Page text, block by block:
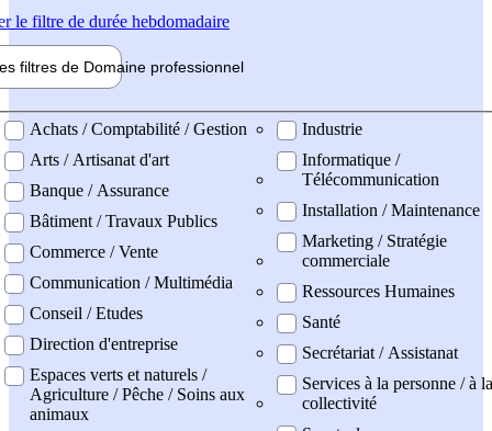
le filtre de durée hebdomadaire
filtres de Domaine professionnel
professionel
Achats / Comptabilité / Gestion
Arts / Artisanat d'art
Banque / Assurance
Bâtiment / Travaux Publics
Commerce / Vente
Communication / Multimédia
Conseil / Etudes
Direction d'entreprise
Espaces verts et naturels /
Agriculture / Pêche / Soins aux
animaux
Industrie
Informatique /
Télécommunication
Installation / Maintenance
Marketing / Stratégie
commerciale
Ressources Humaines
Santé
Secrétariat / Assistanat
Services à la personne / à la
collectivité